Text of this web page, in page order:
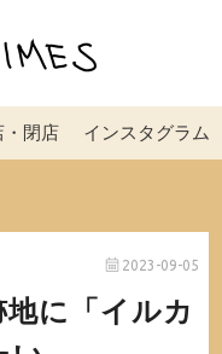
・閉店 インスタグラム
2023-09-05
に「イルカ